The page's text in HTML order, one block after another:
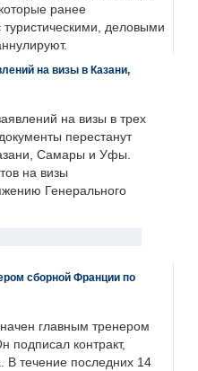
ранее
туристическими, деловыми
на визы в Казани,
на визы в трех
перестанут
Самары и Уфы.
на визы
Генерального
сборной Франции по
главным тренером
подписал контракт,
В течение последних 14